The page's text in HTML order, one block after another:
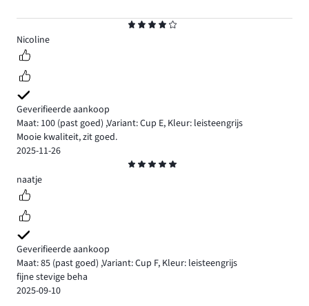
4
Nicoline
Geverifieerde aankoop
Maat: 100 (past goed) ,Variant: Cup E, Kleur: leisteengrijs
Mooie kwaliteit, zit goed.
2025-11-26
5
naatje
Geverifieerde aankoop
Maat: 85 (past goed) ,Variant: Cup F, Kleur: leisteengrijs
fijne stevige beha
2025-09-10